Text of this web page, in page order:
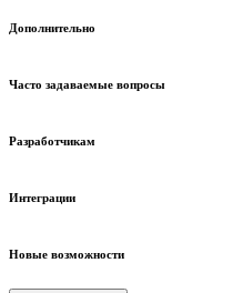
Дополнительно
Часто задаваемые вопросы
Разработчикам
Интеграции
Новые возможности